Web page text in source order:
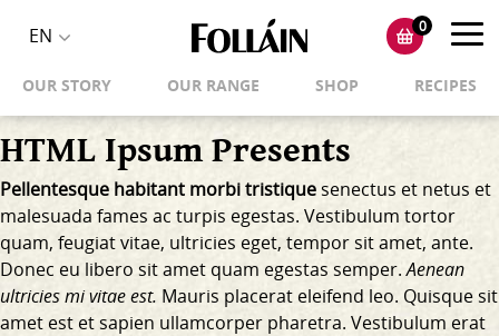
EN
language
selector
0
OUR STORY OUR RANGE SHOP RECIPES
HTML Ipsum Presents
Pellentesque habitant morbi tristiquesenectus et netus et
malesuada fames ac turpis egestas. Vestibulum tortor
quam, feugiat vitae, ultricies eget, tempor sit amet, ante.
Donec eu libero sit amet quam egestas semper.Aenean
ultricies mi vitae est. Mauris placerat eleifend leo. Quisque sit
amet est et sapien ullamcorper pharetra. Vestibulum erat